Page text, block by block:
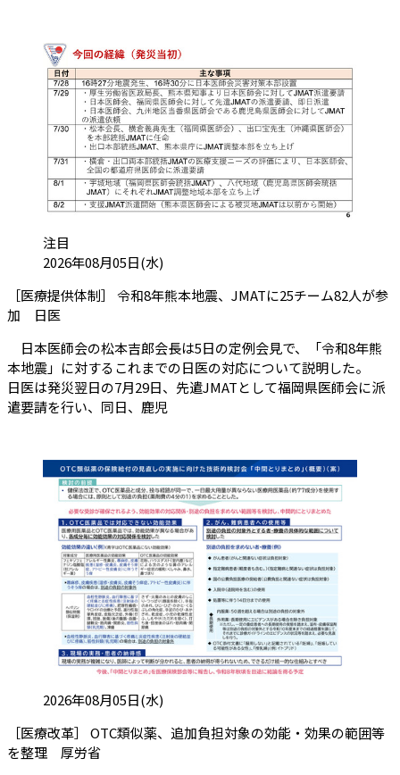
カテゴリ:
注目
投稿日:2026年08月05日(水)
［医療提供体制］ 令和8年熊本地震、JMATに25チーム82人が参
加 日医
日本医師会の松本吉郎会長は5日の定例会見で、「令和8年熊
本地震」に対するこれまでの日医の対応について説明した。
日医は発災翌日の7月29日、先遣JMATとして福岡県医師会に派
遣要請を行い、同日、鹿児
投稿日:2026年08月05日(水)
［医療改革］ OTC類似薬、追加負担対象の効能・効果の範囲等
を整理 厚労省（会員限定記事）